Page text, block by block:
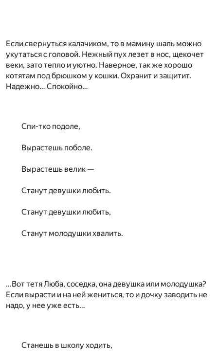
Если свернуться калачиком, то в мамину шаль можно
укутаться с головой. Нежный пух лезет в нос, щекочет
веки, зато тепло и уютно. Наверное, так же хорошо
котятам под брюшком у кошки. Охранит и защитит.
Надежно… Спокойно…
Спи-тко подоле,
Вырастешь поболе.
Вырастешь велик —
Станут девушки любить.
Станут девушки любить,
Станут молодушки хвалить.
…Вот тетя Люба, соседка, она девушка или молодушка?
Если вырасти и на ней жениться, то и дочку заводить не
надо, у нее уже есть…
Станешь в школу ходить,